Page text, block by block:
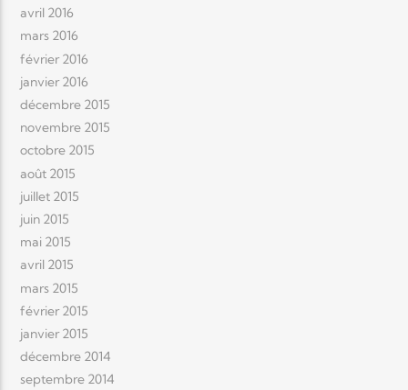
avril 2016
mars 2016
février 2016
janvier 2016
décembre 2015
novembre 2015
octobre 2015
août 2015
juillet 2015
juin 2015
mai 2015
avril 2015
mars 2015
février 2015
janvier 2015
décembre 2014
septembre 2014